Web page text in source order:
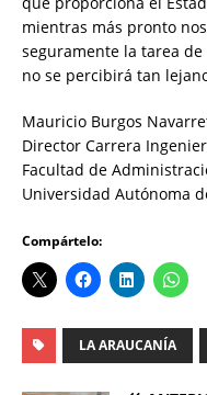
mientras más pronto
seguramente la tarea
no se percibirá tan
Mauricio Burgos
Director Carrera
Facultad de
Universidad Autónoma
Compártelo:
LA ARAUCANÍA